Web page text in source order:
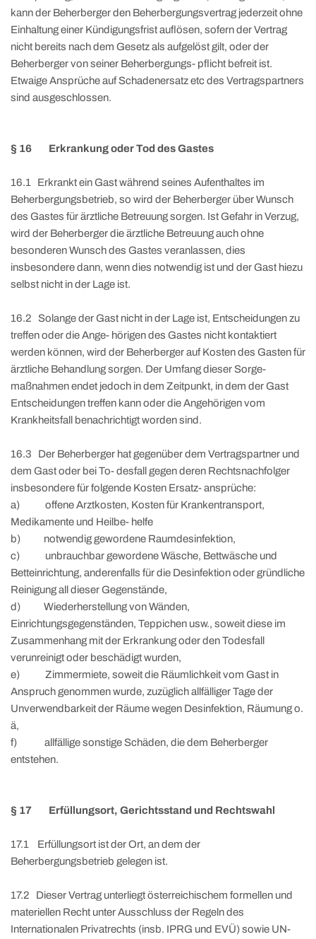
kann der Beherberger den Beherbergungsvertrag jederzeit ohne
Einhaltung einer Kündigungsfrist auflösen, sofern der Vertrag
nicht bereits nach dem Gesetz als aufgelöst gilt, oder der
Beherberger von seiner Beherbergungs- pflicht befreit ist.
Etwaige Ansprüche auf Schadenersatz etc des Vertragspartners
sind ausgeschlossen.
§ 16 Erkrankung oder Tod des Gastes
16.1 Erkrankt ein Gast während seines Aufenthaltes im
Beherbergungsbetrieb, so wird der Beherberger über Wunsch
des Gastes für ärztliche Betreuung sorgen. Ist Gefahr in Verzug,
wird der Beherberger die ärztliche Betreuung auch ohne
besonderen Wunsch des Gastes veranlassen, dies
insbesondere dann, wenn dies notwendig ist und der Gast hiezu
selbst nicht in der Lage ist.
16.2 Solange der Gast nicht in der Lage ist, Entscheidungen zu
treffen oder die Ange- hörigen des Gastes nicht kontaktiert
werden können, wird der Beherberger auf Kosten des Gasten für
ärztliche Behandlung sorgen. Der Umfang dieser Sorge-
maßnahmen endet jedoch in dem Zeitpunkt, in dem der Gast
Entscheidungen treffen kann oder die Angehörigen vom
Krankheitsfall benachrichtigt worden sind.
16.3 Der Beherberger hat gegenüber dem Vertragspartner und
dem Gast oder bei To- desfall gegen deren Rechtsnachfolger
insbesondere für folgende Kosten Ersatz- ansprüche:
a) offene Arztkosten, Kosten für Krankentransport,
Medikamente und Heilbe- helfe
b) notwendig gewordene Raumdesinfektion,
c) unbrauchbar gewordene Wäsche, Bettwäsche und
Betteinrichtung, anderenfalls für die Desinfektion oder gründliche
Reinigung all dieser Gegenstände,
d) Wiederherstellung von Wänden,
Einrichtungsgegenständen, Teppichen usw., soweit diese im
Zusammenhang mit der Erkrankung oder den Todesfall
verunreinigt oder beschädigt wurden,
e) Zimmermiete, soweit die Räumlichkeit vom Gast in
Anspruch genommen wurde, zuzüglich allfälliger Tage der
Unverwendbarkeit der Räume wegen Desinfektion, Räumung o.
ä,
f) allfällige sonstige Schäden, die dem Beherberger
entstehen.
§ 17 Erfüllungsort, Gerichtsstand und Rechtswahl
17.1 Erfüllungsort ist der Ort, an dem der
Beherbergungsbetrieb gelegen ist.
17.2 Dieser Vertrag unterliegt österreichischem formellen und
materiellen Recht unter Ausschluss der Regeln des
Internationalen Privatrechts (insb. IPRG und EVÜ) sowie UN-